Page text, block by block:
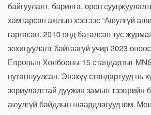
байгуулалт, барилга, орон
хамтарсан ажлын хэсгээс “Аюулгүй
гаргасан. 2010 онд баталсан тус
зохицуулалт байгаагүй учир 2023
Европын Холбооны 15 стандартыг
нутагшуулсан. Энэхүү стандартууд нь
зориулалттай дүүжин замын тээврийн
аюулгүй байдлын шаардлагууд юм.